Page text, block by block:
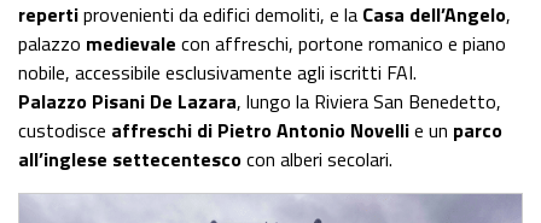
repertiprovenienti da edifici demoliti, e la Casa dell’Angelo,
palazzo medievale con affreschi, portone romanico e piano
nobile, accessibile esclusivamente agli iscritti FAI.
Palazzo Pisani De Lazara, lungo la Riviera San Benedetto,
custodisce affreschi di Pietro Antonio Novellie un parco
all’inglese settecentescocon alberi secolari.